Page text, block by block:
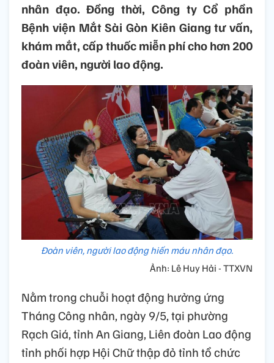
nhân đạo. Đồng thời, Công ty Cổ phần
Bệnh viện Mắt Sài Gòn Kiên Giang tư vấn,
khám mắt, cấp thuốc miễn phí cho hơn 200
đoàn viên, người lao động.
Đoàn viên, người lao động hiến máu nhân đạo.
Ảnh: Lê Huy Hải - TTXVN
Nằm trong chuỗi hoạt động hưởng ứng
Tháng Công nhân, ngày 9/5, tại phường
Rạch Giá, tỉnh An Giang, Liên đoàn Lao động
tỉnh phối hợp Hội Chữ thập đỏ tỉnh tổ chức